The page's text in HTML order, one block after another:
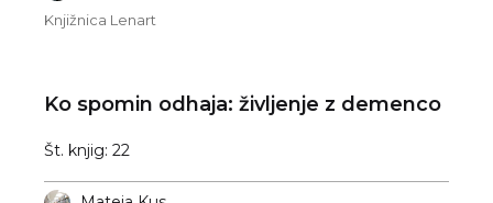
Knjižnica Lenart
Ko spomin odhaja: življenje z demenco
Št. knjig: 22